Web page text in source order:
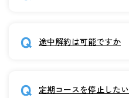
途中解約は可能ですか
定期コースを停止したい